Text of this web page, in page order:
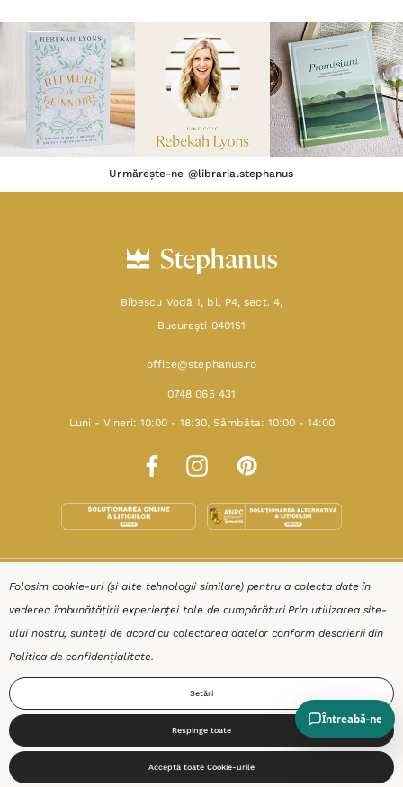
Urmărește-ne @libraria.stephanus
Bibescu Vodă 1, bl. P4, sect. 4,
Bucureşti 040151
office@stephanus.ro
0748 065 431
Luni - Vineri: 10:00 - 18:30, Sâmbăta: 10:00 - 14:00
SHOP
RESURSE
AJUTOR
DESPRE
Start Produse
Coș
Caută Cont
Folosim cookie-uri (și alte tehnologii similare) pentru a colecta date în
vederea îmbunătățirii experienței tale de cumpărături.Prin utilizarea site-
ului nostru, sunteți de acord cu colectarea datelor conform descrierii din
Politica de confidențialitate.
Setări
Respinge toate
Acceptă toate Cookie-urile